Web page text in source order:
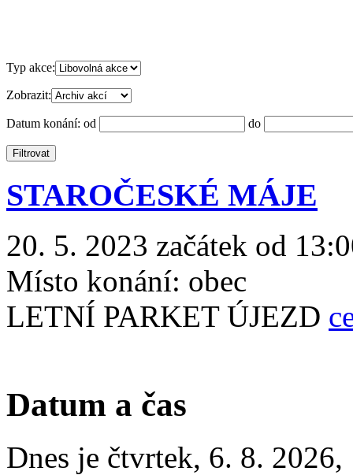
Typ akce:
Zobrazit:
Datum konání: od do
STAROČESKÉ MÁJE
20. 5. 2023 začátek od
Místo konání: obec
LETNÍ PARKET ÚJEZD
Datum a čas
Dnes je čtvrtek, 6. 8. 2026,